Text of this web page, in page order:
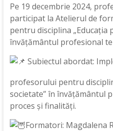
Pe 19 decembrie 2024,
participat la Atelierul de
pentru disciplina „Educația
învățământul profesional
Subiectul abordat:
profesorului pentru
societate” în învățământul
proces și finalități.
Formatori: Magdalena